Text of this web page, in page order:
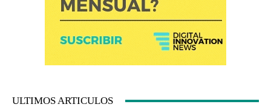
ULTIMOS ARTICULOS